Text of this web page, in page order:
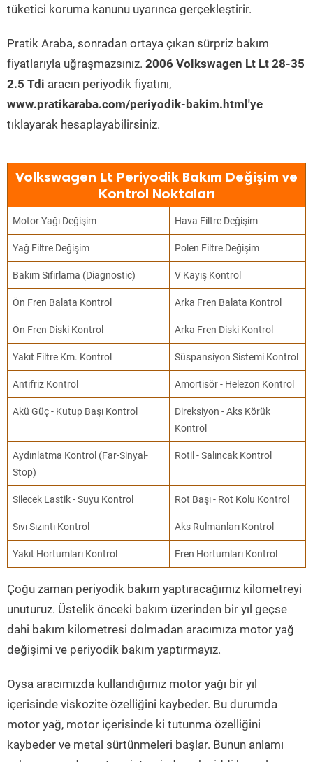
tüketici koruma kanunu uyarınca gerçekleştirir.
Pratik Araba, sonradan ortaya çıkan sürpriz bakım
fiyatlarıyla uğraşmazsınız. 2006 Volkswagen Lt Lt 28-35
2.5 Tdi aracın periyodik fiyatını,
www.pratikaraba.com/periyodik-bakim.html'ye
tıklayarak hesaplayabilirsiniz.
Volkswagen Lt Periyodik Bakım Değişim ve
Kontrol Noktaları
Motor Yağı Değişim Hava Filtre Değişim
Yağ Filtre Değişim Polen Filtre Değişim
Bakım Sıfırlama (Diagnostic) V Kayış Kontrol
Ön Fren Balata Kontrol Arka Fren Balata Kontrol
Ön Fren Diski Kontrol Arka Fren Diski Kontrol
Yakıt Filtre Km. Kontrol Süspansiyon Sistemi Kontrol
Antifriz Kontrol Amortisör - Helezon Kontrol
Akü Güç - Kutup Başı Kontrol
Direksiyon - Aks Körük
Kontrol
Aydınlatma Kontrol (Far-Sinyal-
Stop)
Rotil - Salıncak Kontrol
Silecek Lastik - Suyu Kontrol Rot Başı - Rot Kolu Kontrol
Sıvı Sızıntı Kontrol Aks Rulmanları Kontrol
Yakıt Hortumları Kontrol Fren Hortumları Kontrol
Çoğu zaman periyodik bakım yaptıracağımız kilometreyi
unuturuz. Üstelik önceki bakım üzerinden bir yıl geçse
dahi bakım kilometresi dolmadan aracımıza motor yağ
değişimi ve periyodik bakım yaptırmayız.
Oysa aracımızda kullandığımız motor yağı bir yıl
içerisinde viskozite özelliğini kaybeder. Bu durumda
motor yağ, motor içerisinde ki tutunma özelliğini
kaybeder ve metal sürtünmeleri başlar. Bunun anlamı